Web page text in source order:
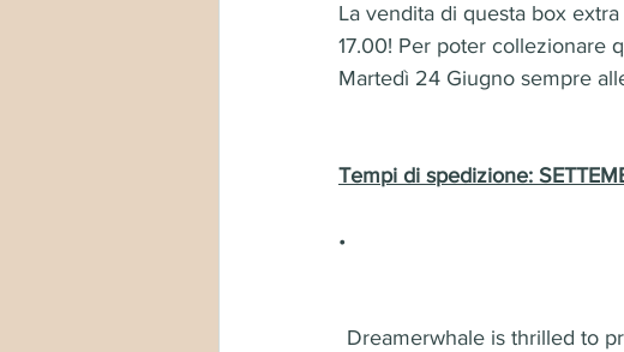
La vendita di questa box
17.00! Per poter collezionare
Martedì 24 Giugno sempre
Tempi di spedizione:
•
Dreamerwhale is thrilled to